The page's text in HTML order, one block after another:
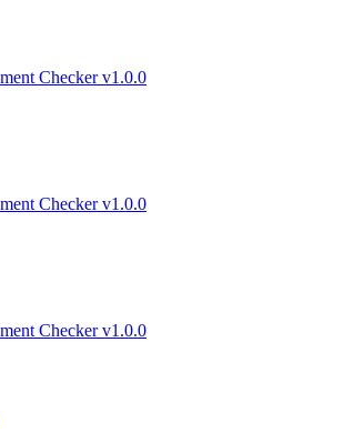
Checker v1.0.0
Checker v1.0.0
Checker v1.0.0